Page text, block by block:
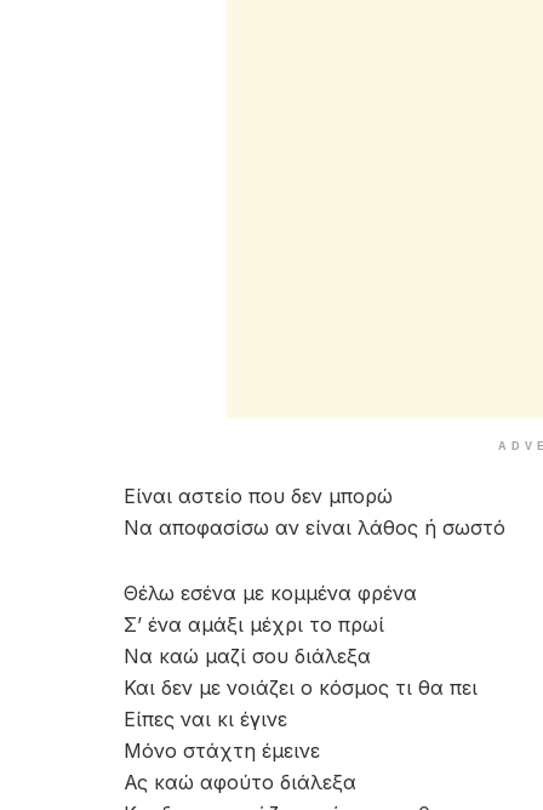
Είναι αστείο που δεν μπορώ
Να αποφασίσω αν είναι λάθος ή σωστό
Θέλω εσένα με κομμένα φρένα
Σ’ ένα αμάξι μέχρι το πρωί
Να καώ μαζί σου διάλεξα
Και δεν με νοιάζει ο κόσμος τι θα πει
Είπες ναι κι έγινε
Μόνο στάχτη έμεινε
Ας καώ αφούτο διάλεξα